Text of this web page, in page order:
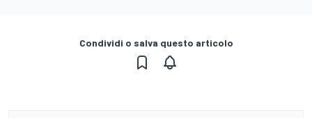
Condividi o salva questo articolo